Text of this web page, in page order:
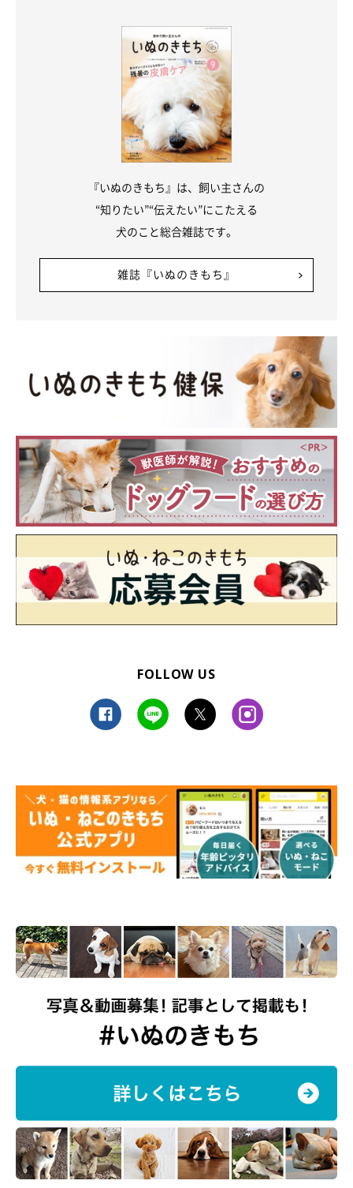
2. 【愛犬の吠え】上手なしつけ方とは？
愛犬の生活環境もととのっている、運動不足からのストレスもな
い、それでも吠えてくるとしたら「かまってほしい・遊んでほし
い」などの気持ちから吠えている可能性が高いでしょう。
十分に要求を満たしてあげていても、飼い主さんに要求をする意
味で吠える場合には、徹底して無視を貫きましょう。吠えるのを
鎮めたいからと、おやつを与えたりしておとなしくさせると「吠
えればおやつをもらえるんだ」と愛犬が間違った認識を持ってし
まいます。
例えば、つまらないから構ってほしくて飼い主さんに向かって愛
犬が吠えたら、視線も合わせずにとことん無視します。一見かわ
いそうに感じるかもしれませんが、食事やトイレがきちんとした
であるからこそ、構ってほしいといった要求で吠えてくることに
しっかりと見極めることが必要です。
3.【愛犬の吠え】事前対策も忘れずに
『いぬのきもち』は、飼い主さんの
“知りたい”“伝えたい”にこたえる
犬のこと総合雑誌です。
雑誌『いぬのきもち』
FOLLOW US